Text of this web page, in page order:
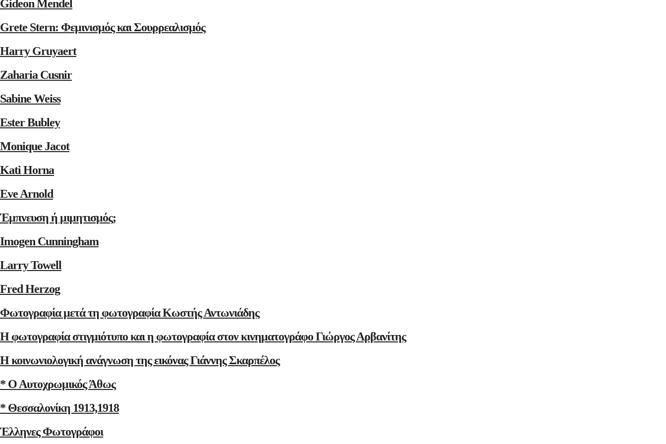
Gideon Mendel
Grete Stern: Φεμινισμός και Σουρρεαλισμός
Harry Gruyaert
Zaharia Cusnir
Sabine Weiss
Ester Bubley
Monique Jacot
Kati Horna
Eve Arnold
Έμπνευση ή μιμητισμός;
Imogen Cunningham
Larry Towell
Fred Herzog
Φωτογραφία μετά τη φωτογραφία Κωστής Αντωνιάδης
Η φωτογραφία στιγμιότυπο και η φωτογραφία στον κινηματογράφο Γιώργος Αρβανίτης
Η κοινωνιολογική ανάγνωση της εικόνας Γιάννης Σκαρπέλος
* Ο Αυτοχρωμικός Άθως
* Θεσσαλονίκη 1913,1918
Έλληνες Φωτογράφοι